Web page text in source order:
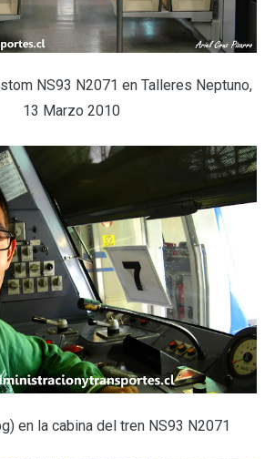
NS93 N2071 en Talleres Neptuno,
13 Marzo 2010
en la cabina del tren NS93 N2071